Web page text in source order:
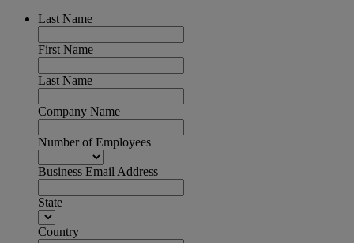
Last Name
First Name
Last Name
Company Name
Number of Employees
Business Email Address
State
Country